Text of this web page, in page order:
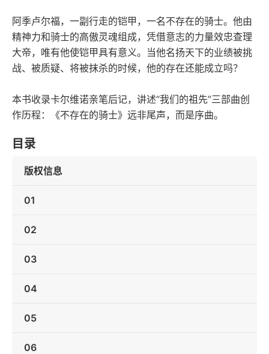
阿季卢尔福，一副行走的铠甲，一名不存在的骑士。他由
精神力和骑士的高傲灵魂组成，凭借意志的力量效忠查理
大帝，唯有他使铠甲具有意义。当他名扬天下的业绩被挑
战、被质疑、将被抹杀的时候，他的存在还能成立吗？
本书收录卡尔维诺亲笔后记，讲述“我们的祖先”三部曲创
作历程：《不存在的骑士》远非尾声，而是序曲。
目录
版权信息
01
02
03
04
05
06